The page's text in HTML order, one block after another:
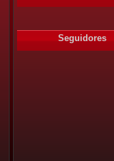
Seguidores